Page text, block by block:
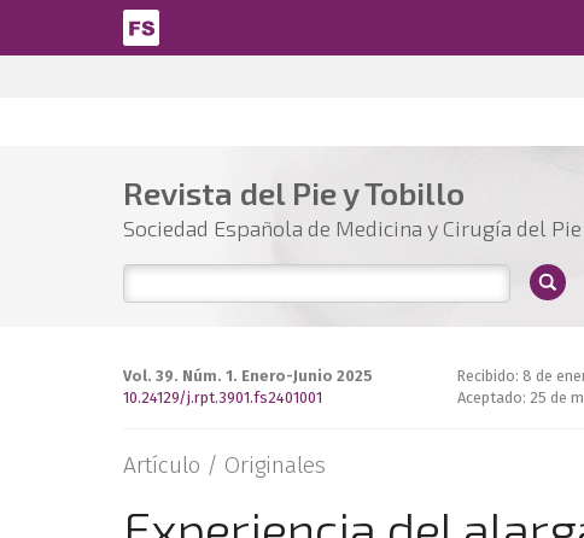
Pasar al contenido principal
Revista del Pie y Tobillo
Sociedad Española de Medicina y Cirugía del
Vol. 39. Núm. 1. Enero-Junio 2025
10.24129/j.rpt.3901.fs2401001
Recibido: 8 de
Aceptado: 25 de
Artículo / Originales